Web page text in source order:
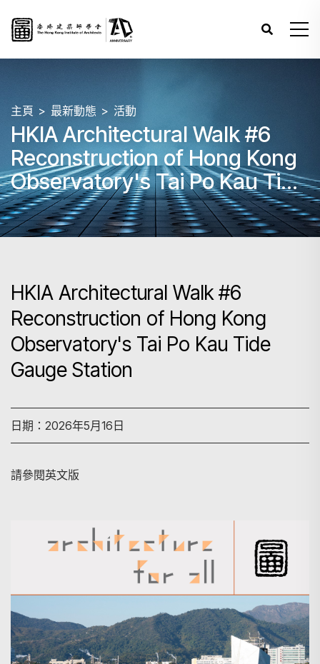
主頁 最新動態 活動
HKIA Architectural Walk #6
Reconstruction of Hong Kong
Observatory's Tai Po Kau Tide
Gauge Station
HKIA Architectural Walk #6
Reconstruction of Hong Kong
Observatory's Tai Po Kau Tide
Gauge Station
日期：2026年5月16日
請參閱英文版